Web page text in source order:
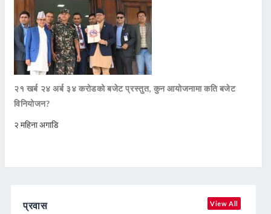
२१ खर्ब २४ अर्ब ३४ करोडको बजेट प्रस्तुत, कुन आयोजनामा कति बजेट
विनियोजन?
२ महिना अगाडि
प्रवास View All